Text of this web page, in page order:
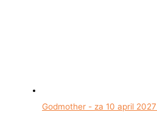
Godmother - za 10 april